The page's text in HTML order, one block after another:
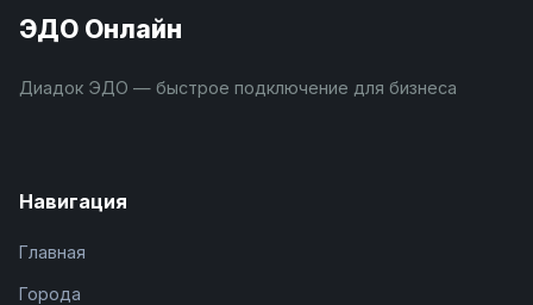
ЭДО Онлайн
Диадок ЭДО — быстрое подключение для бизнеса
Навигация
Главная
Города